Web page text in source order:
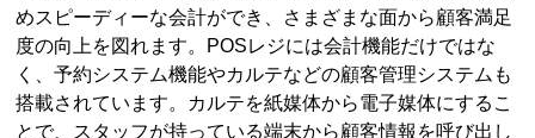
めスピーディーな会計ができ、さまざまな面から顧客満足
度の向上を図れます。POSレジには会計機能だけではな
く、予約システム機能やカルテなどの顧客管理システムも
搭載されています。カルテを紙媒体から電子媒体にするこ
とで、スタッフが持っている端末から顧客情報を呼び出し